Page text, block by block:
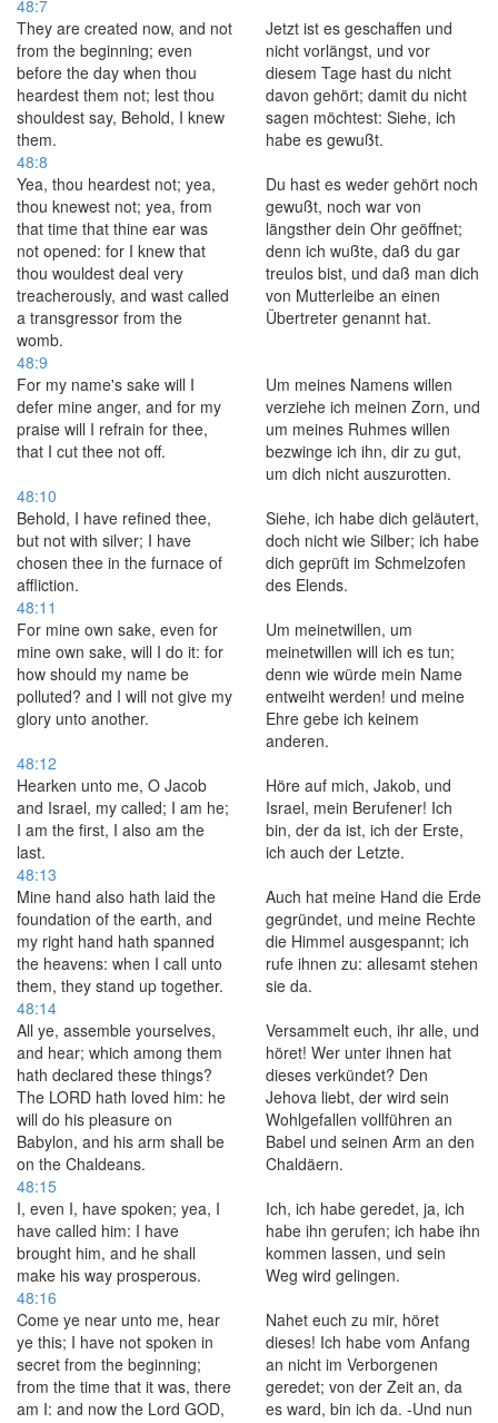
48:7
They are created now, and not
from the beginning; even
before the day when thou
heardest them not; lest thou
shouldest say, Behold, I knew
them.
Jetzt ist es geschaffen und
nicht vorlängst, und vor
diesem Tage hast du nicht
davon gehört; damit du nicht
sagen möchtest: Siehe, ich
habe es gewußt.
48:8
Yea, thou heardest not; yea,
thou knewest not; yea, from
that time that thine ear was
not opened: for I knew that
thou wouldest deal very
treacherously, and wast called
a transgressor from the
womb.
Du hast es weder gehört noch
gewußt, noch war von
längsther dein Ohr geöffnet;
denn ich wußte, daß du gar
treulos bist, und daß man dich
von Mutterleibe an einen
Übertreter genannt hat.
48:9
For my name's sake will I
defer mine anger, and for my
praise will I refrain for thee,
that I cut thee not off.
Um meines Namens willen
verziehe ich meinen Zorn, und
um meines Ruhmes willen
bezwinge ich ihn, dir zu gut,
um dich nicht auszurotten.
48:10
Behold, I have refined thee,
but not with silver; I have
chosen thee in the furnace of
affliction.
Siehe, ich habe dich geläutert,
doch nicht wie Silber; ich habe
dich geprüft im Schmelzofen
des Elends.
48:11
For mine own sake, even for
mine own sake, will I do it: for
how should my name be
polluted? and I will not give my
glory unto another.
Um meinetwillen, um
meinetwillen will ich es tun;
denn wie würde mein Name
entweiht werden! und meine
Ehre gebe ich keinem
anderen.
48:12
Hearken unto me, O Jacob
and Israel, my called; I am he;
I am the first, I also am the
last.
Höre auf mich, Jakob, und
Israel, mein Berufener! Ich
bin, der da ist, ich der Erste,
ich auch der Letzte.
48:13
Mine hand also hath laid the
foundation of the earth, and
my right hand hath spanned
the heavens: when I call unto
them, they stand up together.
Auch hat meine Hand die Erde
gegründet, und meine Rechte
die Himmel ausgespannt; ich
rufe ihnen zu: allesamt stehen
sie da.
48:14
All ye, assemble yourselves,
and hear; which among them
hath declared these things?
The LORD hath loved him: he
will do his pleasure on
Babylon, and his arm shall be
on the Chaldeans.
Versammelt euch, ihr alle, und
höret! Wer unter ihnen hat
dieses verkündet? Den
Jehova liebt, der wird sein
Wohlgefallen vollführen an
Babel und seinen Arm an den
Chaldäern.
48:15
I, even I, have spoken; yea, I
have called him: I have
brought him, and he shall
make his way prosperous.
Ich, ich habe geredet, ja, ich
habe ihn gerufen; ich habe ihn
kommen lassen, und sein
Weg wird gelingen.
48:16
Come ye near unto me, hear
ye this; I have not spoken in
secret from the beginning;
from the time that it was, there
am I: and now the Lord GOD,
Nahet euch zu mir, höret
dieses! Ich habe vom Anfang
an nicht im Verborgenen
geredet; von der Zeit an, da
es ward, bin ich da. -Und nun